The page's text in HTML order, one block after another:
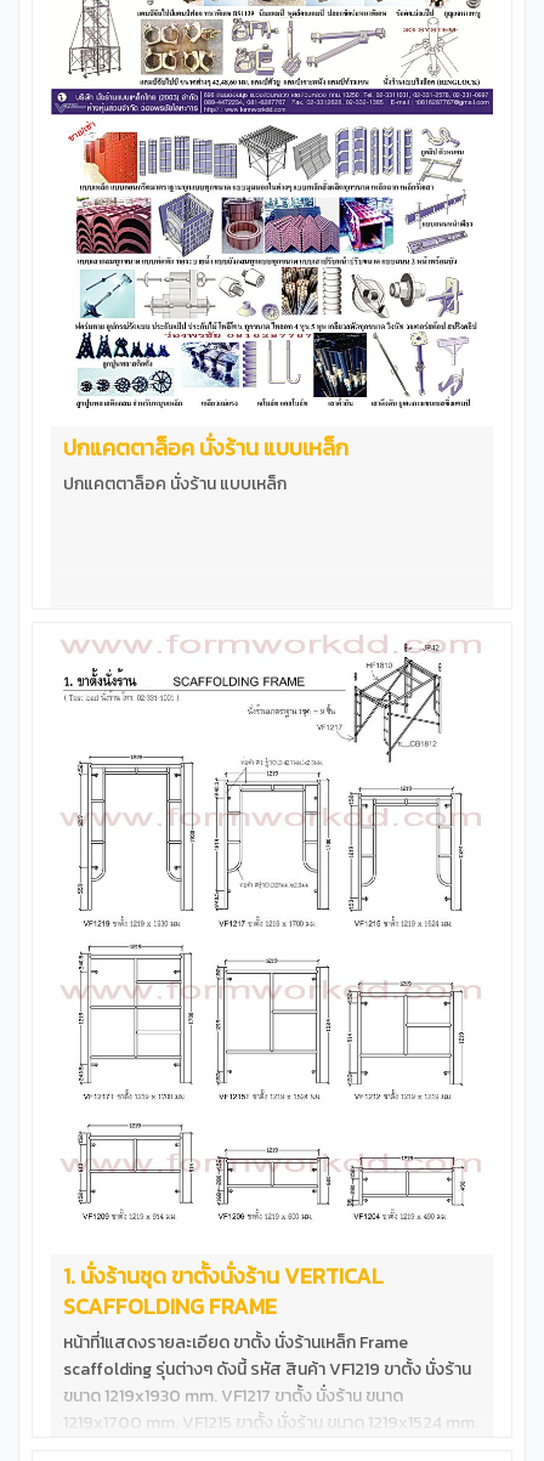
ปกแคตตาล็อค นั่งร้าน แบบเหล็ก
ปกแคตตาล็อค นั่งร้าน แบบเหล็ก
1. นั่งร้านชุด ขาตั้งนั่งร้าน VERTICAL
SCAFFOLDING FRAME
หน้าที่1แสดงรายละเอียด ขาตั้ง นั่งร้านเหล็ก Frame
scaffolding รุ่นต่างๆ ดังนี้ รหัส สินค้า VF1219 ขาตั้ง นั่งร้าน
ขนาด 1219x1930 mm. VF1217 ขาตั้ง นั่งร้าน ขนาด
1219x1700 mm. VF1215 ขาตั้ง นั่งร้าน ขนาด 1219x1524 mm.